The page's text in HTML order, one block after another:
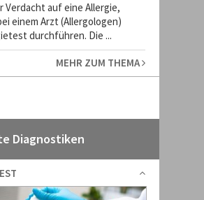
Verdacht auf eine Allergie,
einem Arzt (Allergologen)
durchführen. Die ...
MEHR ZUM THEMA
Diagnostiken